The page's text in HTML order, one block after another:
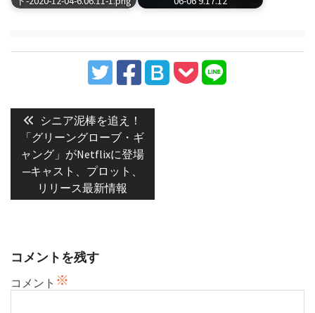
ビ
ゲ
Previous
post:
シニア泥棒を追え！
「グリーングローブ・ギ
ャング」がNetflixに登場
─キャスト、プロット、
リリース最新情報
コメントを残す
コメント ※